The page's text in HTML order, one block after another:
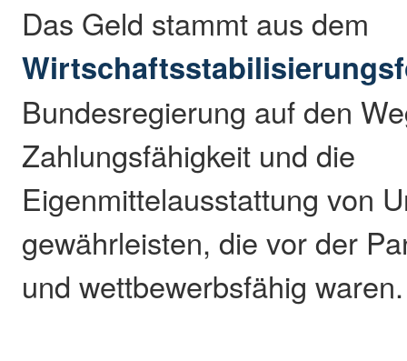
Das Geld stammt aus dem
Bundesregierung auf den
Zahlungsfähigkeit und die
Eigenmittelausstattung von
gewährleisten, die vor der
und wettbewerbsfähig waren.